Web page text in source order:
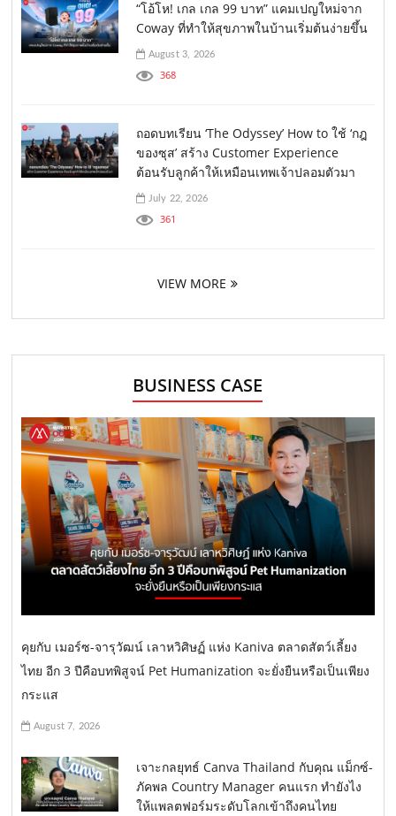
“โอ้โห! เกล เกล 99 บาท” แคมเปญใหม่จาก
Coway ที่ทำให้สุขภาพในบ้านเริ่มต้นง่ายขึ้น
August 3, 2026
368
ถอดบทเรียน ‘The Odyssey’ How to ใช้ ‘กฎ
ของซุส’ สร้าง Customer Experience
ต้อนรับลูกค้าให้เหมือนเทพเจ้าปลอมตัวมา
July 22, 2026
361
VIEW MORE
BUSINESS CASE
คุยกับ เมอร์ซ-จารุวัฒน์ เลาหวิศิษฏ์ แห่ง Kaniva ตลาดสัตว์เลี้ยง
ไทย อีก 3 ปีคือบทพิสูจน์ Pet Humanization จะยั่งยืนหรือเป็นเพียง
กระแส
August 7, 2026
เจาะกลยุทธ์ Canva Thailand กับคุณ แม็กซ์-
ภัคพล Country Manager คนแรก ทำยังไง
ให้แพลตฟอร์มระดับโลกเข้าถึงคนไทย